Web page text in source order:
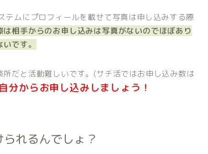
ムにプロフィールを載せて写真は申し込みする際
は相手からのお申し込みは写真がないのでほぼあり
です。
だと活動難しいです。(サチ活ではお申し込み数は
自分からお申し込みしましょう！
れるんでしょ？